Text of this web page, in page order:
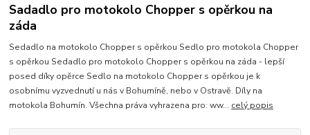
Sadadlo pro motokolo Chopper s opěrkou na
záda
Sedadlo na motokolo Chopper s opěrkou Sedlo pro motokola Chopper
s opěrkou Sedadlo pro motokolo Chopper s opěrkou na záda - lepší
posed díky opěrce Sedlo na motokolo Chopper s opěrkou je k
osobnímu vyzvednutí u nás v Bohumíně, nebo v Ostravě. Díly na
motokola Bohumín. Všechna práva vyhrazena pro: ww... celý popis